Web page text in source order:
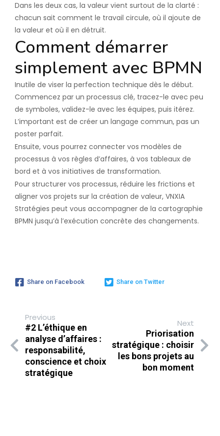
Dans les deux cas, la valeur vient surtout de la clarté :
chacun sait comment le travail circule, où il ajoute de
la valeur et où il en détruit.
Comment démarrer
simplement avec BPMN
Inutile de viser la perfection technique dès le début.
Commencez par un processus clé, tracez-le avec peu
de symboles, validez-le avec les équipes, puis itérez.
L’important est de créer un langage commun, pas un
poster parfait.
Ensuite, vous pourrez connecter vos modèles de
processus à vos règles d’affaires, à vos tableaux de
bord et à vos initiatives de transformation.
Pour structurer vos processus, réduire les frictions et
aligner vos projets sur la création de valeur, VNXIA
Stratégies peut vous accompagner de la cartographie
BPMN jusqu’à l’exécution concrète des changements.
Share on Facebook Share on Twitter
Previous
#2 L’éthique en
analyse d’affaires :
responsabilité,
conscience et choix
stratégique
Next
Priorisation
stratégique : choisir
les bons projets au
bon moment